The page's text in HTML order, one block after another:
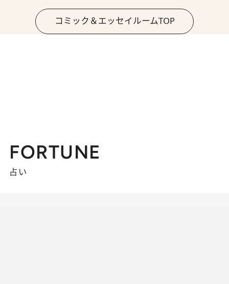
コミック＆エッセイルームTOP
FORTUNE
占い